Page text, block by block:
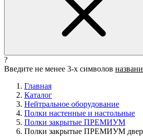
?
Введите не менее 3-х символов
Главная
Каталог
Нейтральное оборудование
Полки настенные и настольные
Полки закрытые ПРЕМИУМ
Полки закрытые ПРЕМИУМ